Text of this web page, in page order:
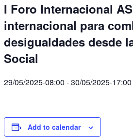
I Foro Internacional
internacional para
desigualdades desde
Social
29/05/2025-08:00 -30/05/2025-17:00
Add to calendar